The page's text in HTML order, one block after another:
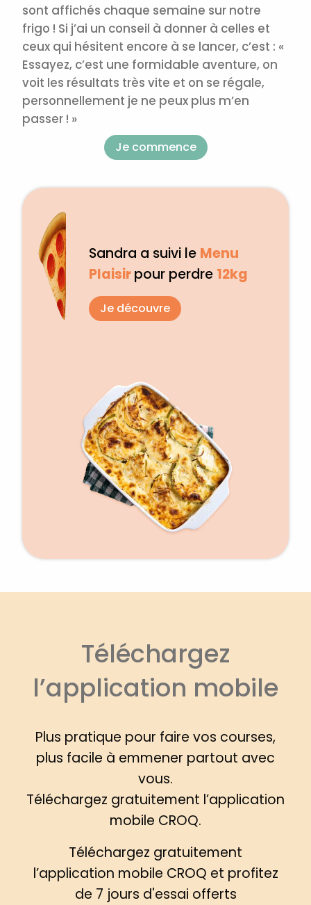
sont affichés chaque semaine sur notre
frigo ! Si j’ai un conseil à donner à celles et
ceux qui hésitent encore à se lancer, c’est : «
Essayez, c’est une formidable aventure, on
voit les résultats très vite et on se régale,
personnellement je ne peux plus m’en
passer ! »
Je commence
Sandra a suivi le Menu
Plaisirpour perdre 12kg
Je découvre
Téléchargez
l’application mobile
Plus pratique pour faire vos courses,
plus facile à emmener partout avec
vous.
Téléchargez gratuitement l’application
mobile CROQ.
Téléchargez gratuitement
l’application mobile CROQ et profitez
de 7 jours d'essai offerts